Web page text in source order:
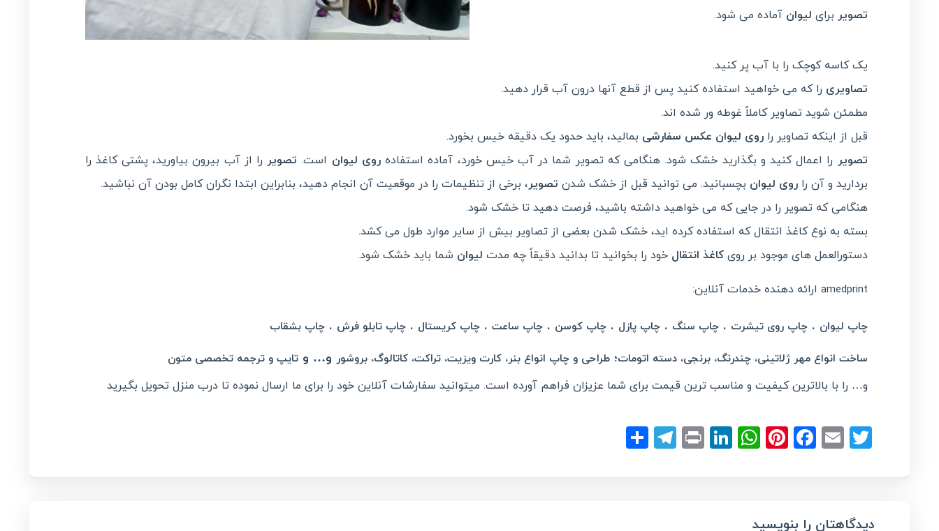
تصویر برای لیوان آماده می شود.
یک کاسه کوچک را با آب پر کنید.
تصاویری را که می خواهید استفاده کنید پس از قطع آنها درون آب قرار دهید.
مطمئن شوید تصاویر کاملاً غوطه ور شده اند.
قبل از اینکه تصاویر راروی لیوان عکس سفارشی بمالید، باید حدود یک دقیقه خیس بخورد.
تصویر را اعمال کنید و بگذارید خشک شود. هنگامی که تصویر شما در آب خیس خورد، آماده استفادهروی لیوان است.تصویر را از آب بیرون بیاورید، پشتی کاغذ را
بردارید و آن را روی لیوان بچسبانید. می توانید قبل از خشک شدن تصویر، برخی از تنظیمات را در موقعیت آن انجام دهید، بنابراین ابتدا نگران کامل بودن آن نباشید.
هنگامی که تصویر را در جایی که می خواهید داشته باشید، فرصت دهید تا خشک شود.
بسته به نوع کاغذ انتقال که استفاده کرده اید، خشک شدن بعضی از تصاویر بیش از سایر موارد طول می کشد.
دستورالعمل های موجود بر رویکاغذ انتقال خود را بخوانید تا بدانید دقیقاً چه مدت لیوان شما باید خشک شود.
amedprint ارائه دهنده خدمات آنلاین:
چاپ لیوان .چاپ روی تیشرت .چاپ سنگ .چاپ پازل .چاپ کوسن .چاپ ساعت .چاپ کریستال .چاپ تابلو فرش .چاپ بشقاب
ساخت انواع مهر ژلاتینی، چندرنگ، برنجی، دسته اتومات؛طراحی و چاپ انواع بنر، کارت ویزیت، تراکت، کاتالوگ، بروشور و… وتایپ و ترجمه تخصصی متون
و… را با بالاترین کیفیت و مناسب ترین قیمت برای شما عزیزان فراهم آورده است. میتوانید سفارشات آنلاین خود را برای ما ارسال نموده تا درب منزل تحویل بگیرید
Twitter
Email
Facebook
Pinterest
WhatsApp
LinkedIn
Print
Telegram
دیدگاهتان را بنویسید